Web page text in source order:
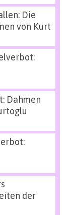
Die
von Kurt
Dahmen
der